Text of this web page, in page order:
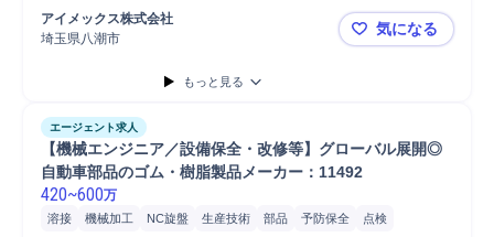
電池/電子材料
点検
部品
製品 化学分野
化学開発
原材料品質調査 原材料担当
医薬品質管理
塗料品質管理
肥料品質管理
定期メンテナンス
埼玉県八潮市
【埼玉／理
気になる
もっと見る
エージェント求人
【機械エンジニア／設備保全・改修等】グローバル展開◎
自動車部品のゴム・樹脂製品メーカー：11492
420~600万
溶接 機械加工 NC旋盤 生産技術 部品 予防保全
点検